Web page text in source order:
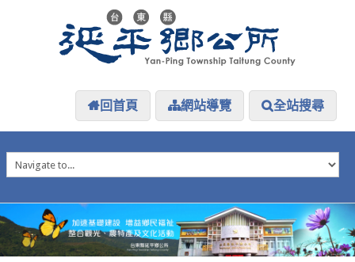
回首頁 網站導覽 全站搜尋
延平介紹
資訊公開
探索延平